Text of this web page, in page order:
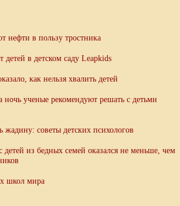
нефти в пользу тростника
детей в детском саду Leapkids
как нельзя хвалить детей
ночь ученые рекомендуют решать с детьми
жадину: советы детских психологов
детей из бедных семей оказался не меньше, чем
школ мира